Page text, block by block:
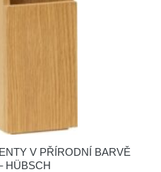
V PŘÍRODNÍ BARVĚ
HÜBSCH